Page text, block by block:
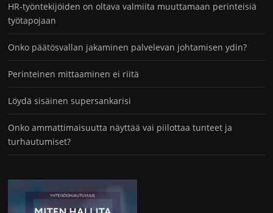
HR-työntekijöiden on oltava valmiita muuttamaan perinteisiä
työtapojaan
Onko päätösvallan jakaminen palvelevan johtamisen ydin?
Perinteinen mittaaminen ei riitä
Löydä sisäinen supersankarisi
Onko ammattimaisuutta näyttää vai piilottaa tunteet ja
turhautumiset?